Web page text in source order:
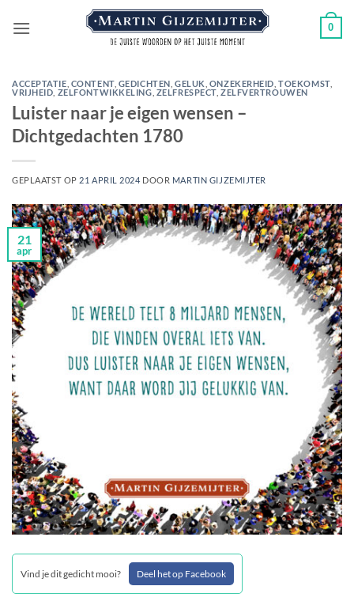
naar
0
ACCEPTATIE CONTENT, GEDICHTEN GELUK ONZEKERHEID ,TOEKOMST,
VRIJHEID ZELFONTWIKKELING ZELFRESPECT, ZELFVERTROUWEN
Luister naar je eigen wensen –
Dichtgedachten 1780
GEPLAATST OP 21 APRIL 2024 DOOR MARTIN GIJZEMIJTER
21
apr
Vind je dit gedicht mooi? Deel het op Facebook